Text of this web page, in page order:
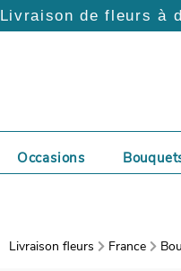
Livraison de fleurs à
Occasions
Livraison fleurs France